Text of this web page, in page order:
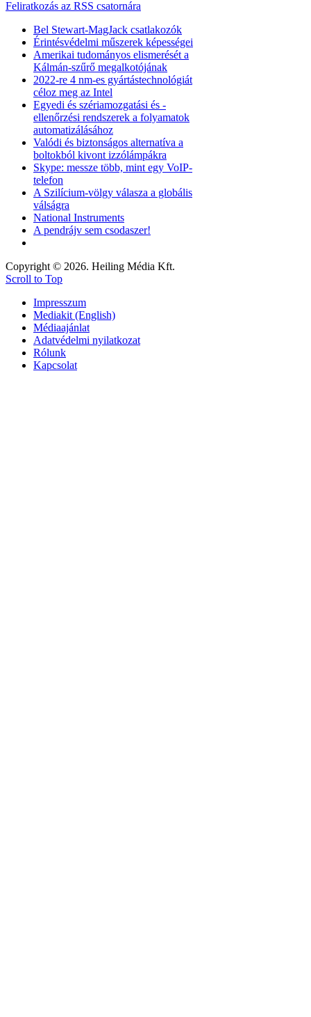
Feliratkozás az RSS csatornára
Bel Stewart-MagJack csatlakozók
Érintésvédelmi műszerek képességei
Amerikai tudományos elismerését a
Kálmán-szűrő megalkotójának
2022-re 4 nm-es gyártástechnológiát
céloz meg az Intel
Egyedi és szériamozgatási és -
ellenőrzési rendszerek a folyamatok
automatizálásához
Valódi és biztonságos alternatíva a
boltokból kivont izzólámpákra
Skype: messze több, mint egy VoIP-
telefon
A Szilícium-völgy válasza a globális
válságra
National Instruments
A pendrájv sem csodaszer!
Copyright © 2026. Heiling Média Kft.
Scroll to Top
Impresszum
Mediakit (English)
Médiaajánlat
Adatvédelmi nyilatkozat
Rólunk
Kapcsolat